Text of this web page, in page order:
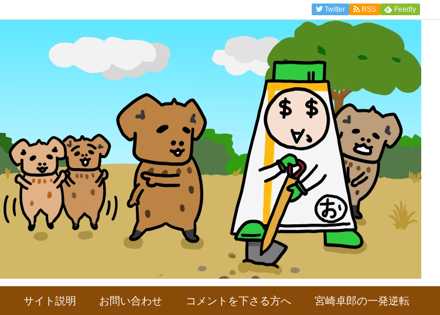
サイト説明 お問い合わせ コメントを下さる方へ 宮崎卓郎の一発逆転
Twitter RSS Feedly